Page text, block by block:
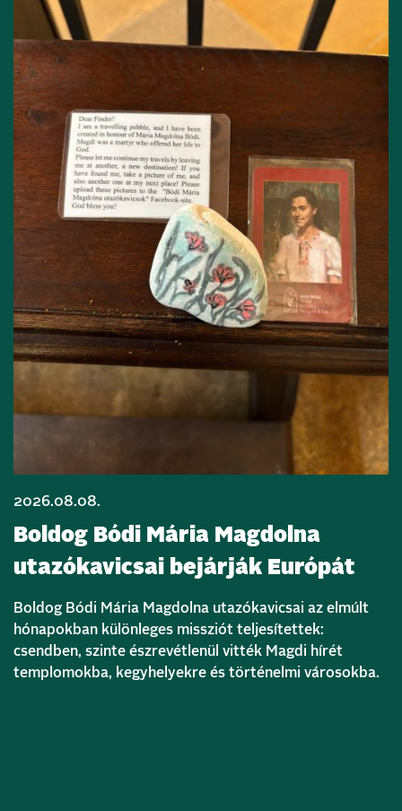
2026.08.08.
Boldog Bódi Mária Magdolna
utazókavicsai bejárják Európát
Boldog Bódi Mária Magdolna utazókavicsai az elmúlt
hónapokban különleges missziót teljesítettek:
csendben, szinte észrevétlenül vitték Magdi hírét
templomokba, kegyhelyekre és történelmi városokba.